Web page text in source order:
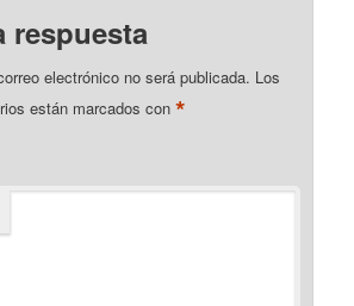
respuesta
electrónico no será publicada. Los
están marcados con*